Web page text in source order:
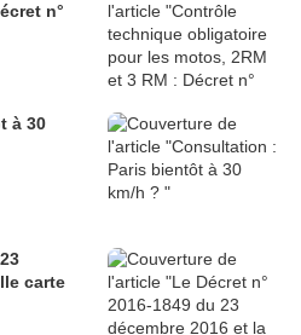
n°
à 30
carte